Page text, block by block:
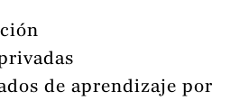
de aprendizaje por